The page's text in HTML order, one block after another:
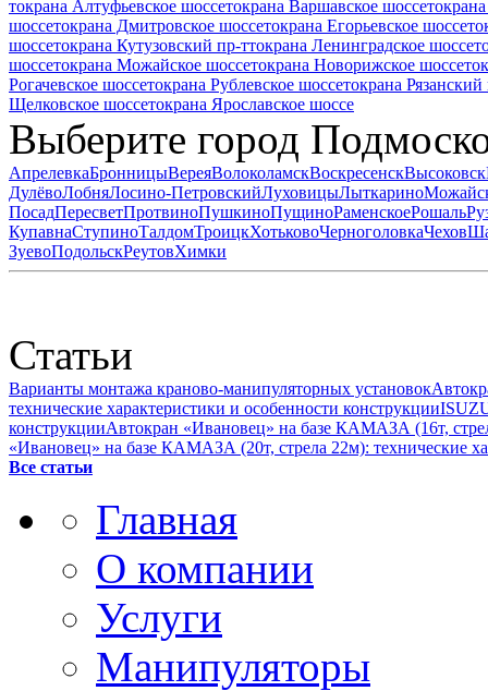
токрана Алтуфьевское шоссетокрана Варшавское шоссе
шоссетокрана Дмитровское шоссетокрана Егорьевское шоссе
шоссетокрана Кутузовский пр-ттокрана Ленинградское шоссе
шоссетокрана Можайское шоссетокрана Новорижское шоссе
Рогачевское шоссетокрана Рублевское шоссетокрана Рязанский
Щелковское шоссетокрана Ярославское шоссе
Выберите город
АпрелевкаБронницыВереяВолоколамскВоскресенскВысоковск
ДулёвоЛобняЛосино-ПетровскийЛуховицыЛыткарино
ПосадПересветПротвиноПушкиноПущиноРаменскоеРошаль
КупавнаСтупиноТалдомТроицкХотьковоЧерноголовкаЧехов
ЗуевоПодольскРеутовХимки
Статьи
Варианты монтажа краново-манипуляторных установок
технические характеристики и особенности конструкции
конструкцииАвтокран «Ивановец» на базе КАМАЗА (16т,
«Ивановец» на базе КАМАЗА (20т, стрела 22м): технические
Все статьи
Главная
О компании
Услуги
Манипуляторы